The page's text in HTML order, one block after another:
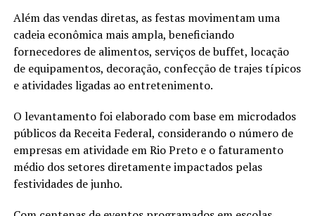
Além das vendas diretas, as festas movimentam uma
cadeia econômica mais ampla, beneficiando
fornecedores de alimentos, serviços de buffet, locação
de equipamentos, decoração, confecção de trajes típicos
e atividades ligadas ao entretenimento.
O levantamento foi elaborado com base em microdados
públicos da Receita Federal, considerando o número de
empresas em atividade em Rio Preto e o faturamento
médio dos setores diretamente impactados pelas
festividades de junho.